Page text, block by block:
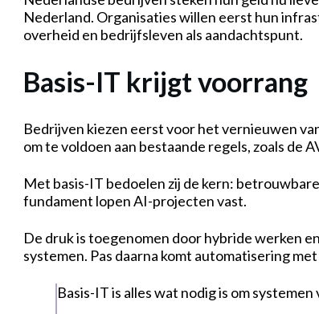
Nederland. Organisaties willen eerst hun
overheid en bedrijfsleven als aandachtspunt.
Basis-IT krijgt voorrang
Bedrijven kiezen eerst voor het vernieuwen
om te voldoen aan bestaande regels, zoals de
Met basis-IT bedoelen zij de kern:
fundament lopen AI-projecten vast.
De druk is toegenomen door hybride werken
systemen. Pas daarna komt automatisering
Basis-IT is alles wat nodig is om